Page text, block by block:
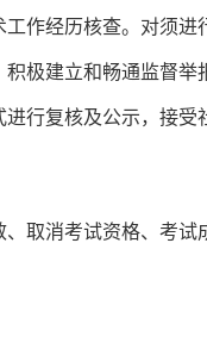
作经历核查。对须进
极建立和畅通监督举
行复核及公示，接受
取消考试资格、考试